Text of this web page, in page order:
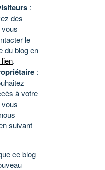
:
des
le
du blog en
.
:
à votre
suivant
ce blog